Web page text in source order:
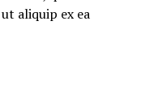
aliquip ex ea